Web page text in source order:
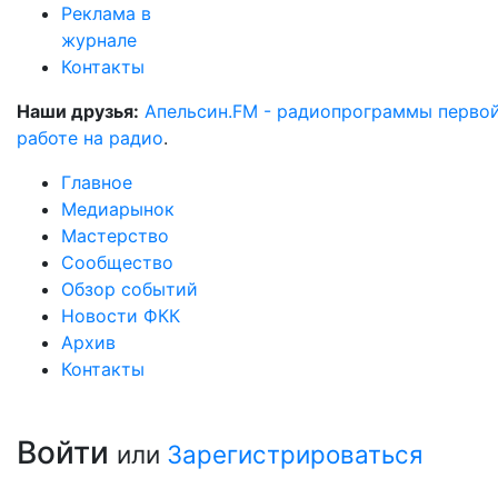
Реклама в
журнале
Контакты
Наши друзья: Апельсин.FM - радиопрограммы
работе на радио.
Главное
Медиарынок
Мастерство
Сообщество
Обзор событий
Новости ФКК
Архив
Контакты
Войти или Зарегистрироваться